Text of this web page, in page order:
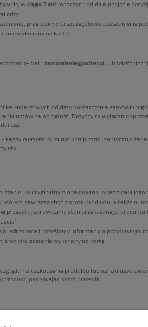
w ciągu 7 dni roboczych od dnia podjęcia
przekażemy Ci szczegółowe uzasadnienie
wykonany na kartę.
e-mail: zamowienia@bolter.pl lub
kalendarzowych od daty dostarczenia
umów na odległość. Dotyczy to wyłącznie
każdy element musi być kompletny i fabrycznie
stanie i w oryginalnym opakowaniu wraz z całą jego
którym zawrzesz chęć zwrotu produktu, a także
przesyłki, sprawdzimy stan przekazanego
adres email prześlemy informację o pozytywnym
środków zostanie wykonany na kartę.
na uszkodzenie produktu lub oznaki
pokrywając koszt przesyłki.